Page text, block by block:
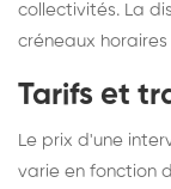
collectivités. La
créneaux
Tarifs et
Le prix d'une
varie en fonction